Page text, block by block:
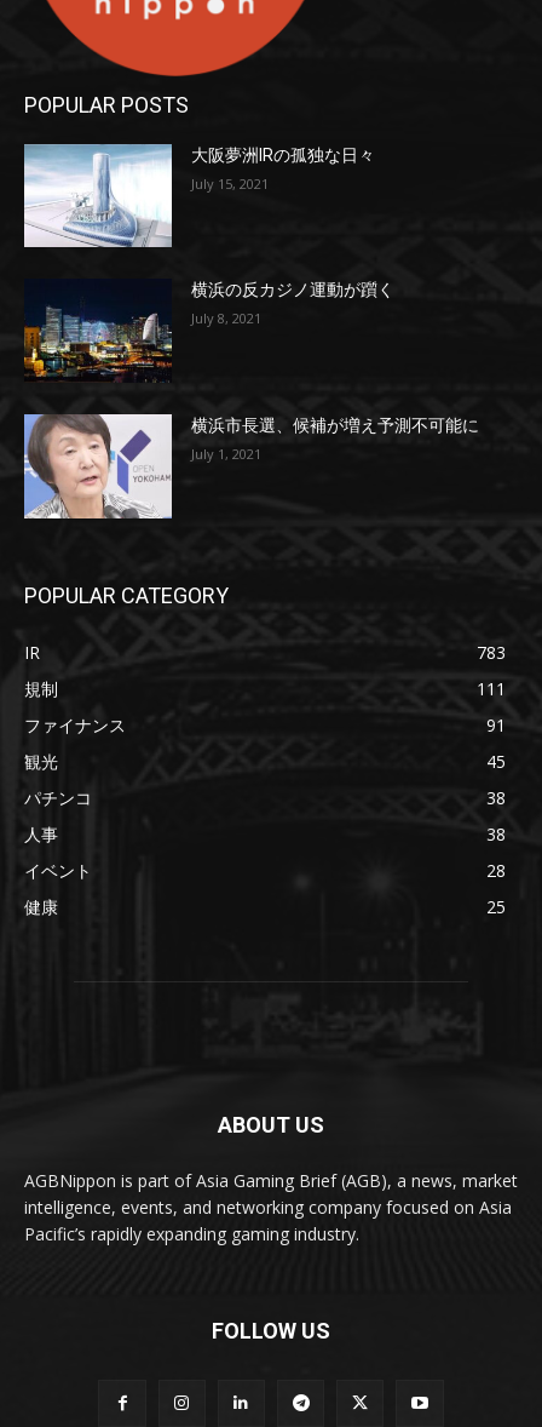
POPULAR POSTS
大阪夢洲IRの孤独な日々
July 15, 2021
横浜の反カジノ運動が躓く
July 8, 2021
横浜市長選、候補が増え予測不可能に
July 1, 2021
POPULAR CATEGORY
IR
783
規制
111
ファイナンス
91
観光
45
パチンコ
38
人事
38
イベント
28
健康
25
ABOUT US
AGBNippon is part of Asia Gaming Brief (AGB), a news, market
intelligence, events, and networking company focused on Asia
Pacific’s rapidly expanding gaming industry.
FOLLOW US